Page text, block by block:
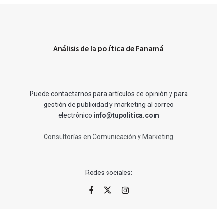
Análisis de la política de Panamá
Puede contactarnos para artículos de opinión y para
gestión de publicidad y marketing al correo
electrónico info@tupolitica.com
Consultorías en Comunicación y Marketing
Redes sociales: